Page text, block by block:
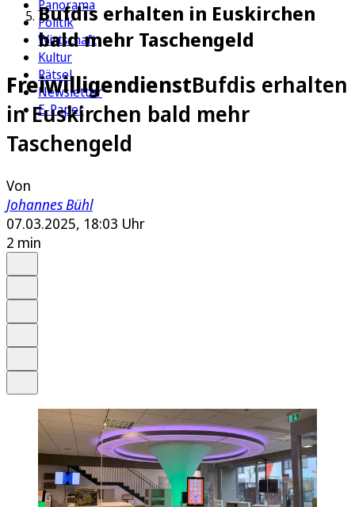
Panorama
Politik
Wirtschaft
Kultur
Rätsel
Newsletter
E-Paper
Bufdis erhalten in Euskirchen
bald mehr Taschengeld
FreiwilligendienstBufdis erhalten
in Euskirchen bald mehr
Taschengeld
Von
Johannes Bühl
07.03.2025, 18:03 Uhr
2 min